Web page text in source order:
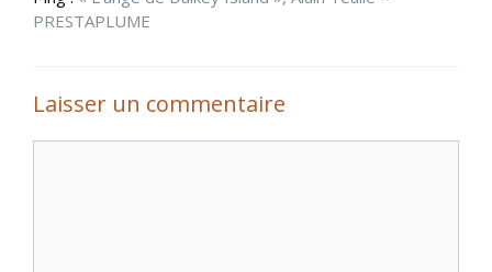
PRESTAPLUME
Laisser un commentaire